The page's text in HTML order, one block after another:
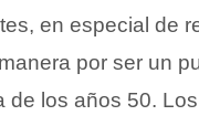
en especial de
por ser un
de los años 50.